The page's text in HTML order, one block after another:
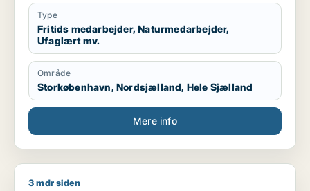
Type
Fritids medarbejder, Naturmedarbejder,
Ufaglært mv.
Område
Storkøbenhavn, Nordsjælland, Hele Sjælland
Mere info
Niels søger job som kommunikationsmedarbejder /
3 mdr siden